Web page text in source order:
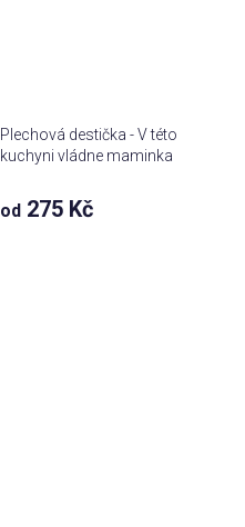
Plechová destička - V této
kuchyni vládne maminka
Průměrné
hodnocení
od 275 Kč